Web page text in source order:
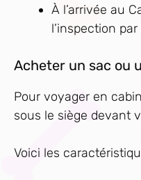
À l’arrivée au
l’inspection
Acheter un sac ou
Pour voyager en
sous le siège devant
Voici les